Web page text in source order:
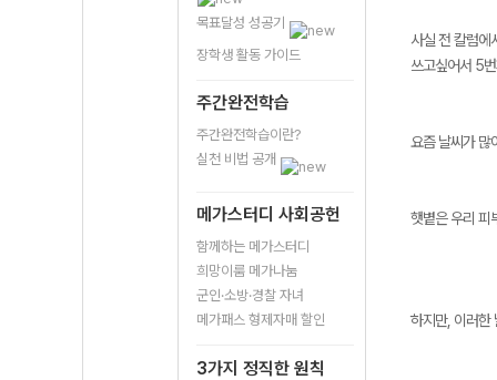
목표달성 성공기
장학생 활동 가이드
주간완전학습
주간완전학습이란?
실천 비법 공개
메가스터디 사회공헌
함께하는 메가스터디
희망이룸 메가나눔
군인·소방·경찰 자녀
메가패스 형제자매 할인
3가지 정직한 원칙
사실 전 칼럼에
쓰고싶어서 5
요즘 날씨가 많
햇볕은 우리 피
하지만, 이러한